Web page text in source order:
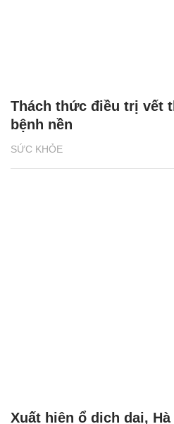
SỨC KHỎE
Thách thức điều trị vết
bệnh nền
Xuất hiện ổ dịch dại,